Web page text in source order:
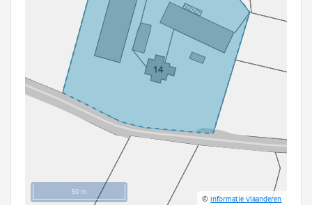
50 m
©Informatie Vlaanderen